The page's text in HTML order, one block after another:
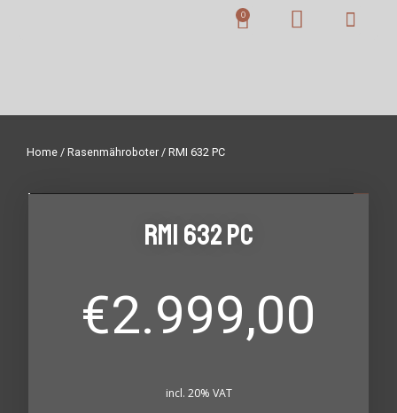
Home / Rasenmähroboter / RMI 632 PC
RMI 632 PC
€2.999,00
incl. 20% VAT